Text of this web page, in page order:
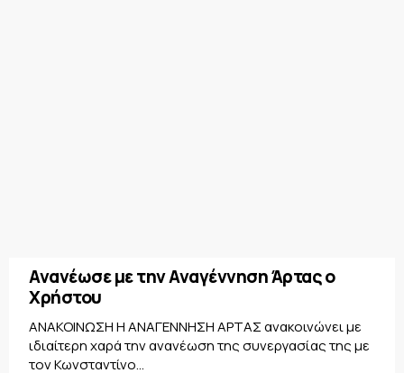
Ανανέωσε με την Αναγέννηση Άρτας ο
Χρήστου
ΑΝΑΚΟΙΝΩΣΗ Η ΑΝΑΓΕΝΝΗΣΗ ΑΡΤΑΣ ανακοινώνει με
ιδιαίτερη χαρά την ανανέωση της συνεργασίας της με
τον Κωνσταντίνο...